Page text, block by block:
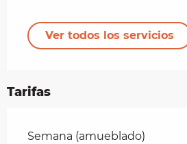
Ver todos los servicios
Tarifas
Tarifas 2026
Semana (amueblado)